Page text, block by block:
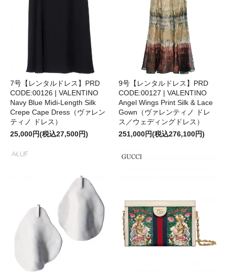
7号【レンタルドレス】PRD
CODE:00126 | VALENTINO
Navy Blue Midi-Length Silk
Crepe Cape Dress（ヴァレン
ティノ ドレス）
25,000円(税込27,500円)
9号【レンタルドレス】PRD
CODE:00127 | VALENTINO
Angel Wings Print Silk & Lace
Gown（ヴァレンティノ ドレ
ス／ウェディングドレス）
251,000円(税込276,100円)